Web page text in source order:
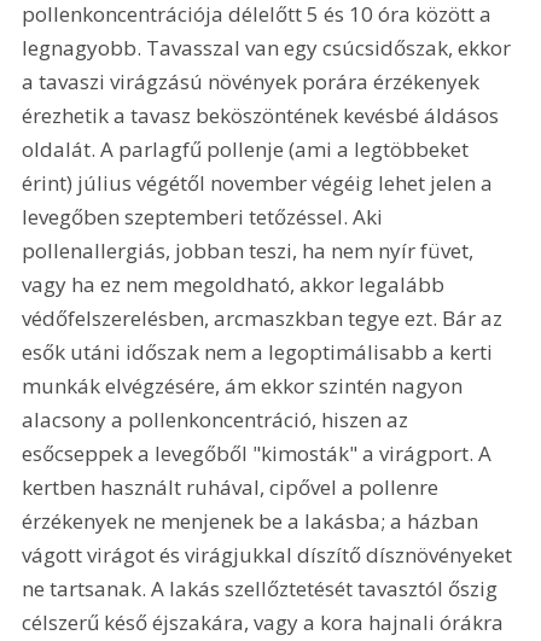
pollenkoncentrációja délelőtt 5 és 10 óra között a
legnagyobb. Tavasszal van egy csúcsidőszak, ekkor
a tavaszi virágzású növények porára érzékenyek
érezhetik a tavasz beköszöntének kevésbé áldásos
oldalát. A parlagfű pollenje (ami a legtöbbeket
érint) július végétől november végéig lehet jelen a
levegőben szeptemberi tetőzéssel. Aki
pollenallergiás, jobban teszi, ha nem nyír füvet,
vagy ha ez nem megoldható, akkor legalább
védőfelszerelésben, arcmaszkban tegye ezt. Bár az
esők utáni időszak nem a legoptimálisabb a kerti
munkák elvégzésére, ám ekkor szintén nagyon
alacsony a pollenkoncentráció, hiszen az
esőcseppek a levegőből "kimosták" a virágport. A
kertben használt ruhával, cipővel a pollenre
érzékenyek ne menjenek be a lakásba; a házban
vágott virágot és virágjukkal díszítő dísznövényeket
ne tartsanak. A lakás szellőztetését tavasztól őszig
célszerű késő éjszakára, vagy a kora hajnali órákra